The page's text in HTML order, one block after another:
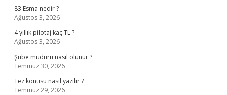
83 Esma nedir ?
Ağustos 3, 2026
4 yıllık pilotaj kaç TL ?
Ağustos 3, 2026
Şube müdürü nasıl olunur ?
Temmuz 30, 2026
Tez konusu nasıl yazılır ?
Temmuz 29, 2026